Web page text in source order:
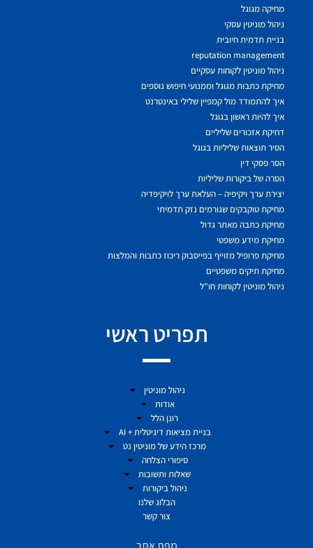
מחיקה מגוגל
ניהול מוניטין עסקי
בניית תדמית חיובית
reputation management
ניהול מוניטין לקוחות עסקיים
מחיקת כתבות מגוגל וממנועי חיפוש נוספים
איך להתמודד מול קמפיין שלילי באינטרנט
איך להיות ראשון בגוגל
דחיקת אזכורים שליליים
הסיר תוצאות שליליות בגוגל
הסר פסקי דין
הסרה של ביקורות שליליות
יצירת ערך ויקיפיה – העלאת ערך לויקיפדיה
מחיקת טוקבקים שגורמים נזק תדמיתי
מחיקת כתבה מאתר גדול
מחיקת מידע משפטי
מחיקת פרופיל מזוייף בפייסבוק ריכוז כתבות והמלצות
מחיקת תיקים משפטיים
ניהול מוניטין לקוחות חו"ל
תפריט ראשי
ניהול מוניטין
אודות
רונן הלל
בניית מציאות דיגיטלית + AI
מרכז הידע של מוניטין נט
סיפורי הצלחה
שאלות ותשובות
ניהול ביקורות
הבלוג שלנו
צור קשר